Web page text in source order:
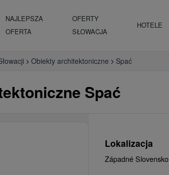
NAJLEPSZA
OFERTA
OFERTY
SŁOWACJA
HOTELE
Obiekty architektoniczne Spać
Spać
Lokalizacja
Západné Slovensko